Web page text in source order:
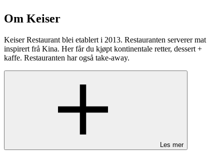
Om Keiser
Keiser Restaurant blei etablert i 2013. Restauranten serverer mat
inspirert frå Kina. Her får du kjøpt kontinentale retter, dessert +
kaffe. Restauranten har også take-away.
Les mer